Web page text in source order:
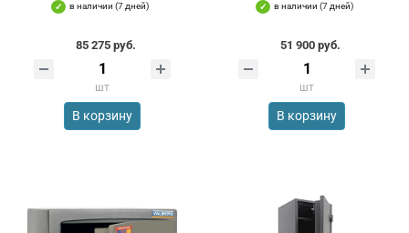
в наличии (7 дней)
85 275 руб.
шт
В корзину
в наличии (7 дней)
51 900 руб.
шт
В корзину